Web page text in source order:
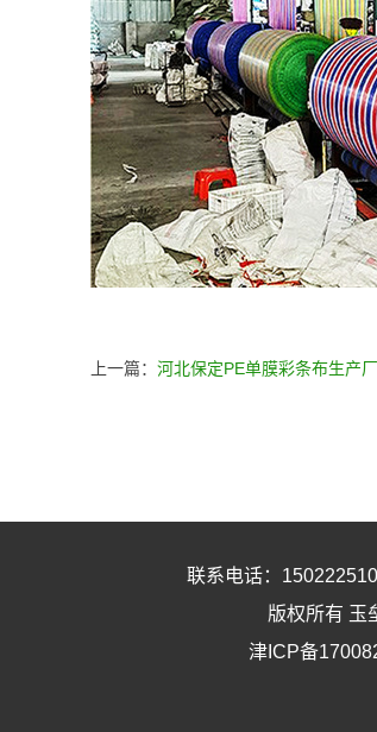
上一篇： 河北保定PE单膜彩条布生产
联系电话：
版权所有 玉
津ICP备